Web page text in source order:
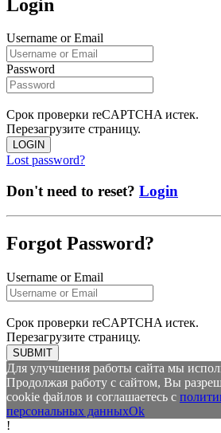
Login
Username or Email
Password
Срок проверки reCAPTCHA истек.
Перезагрузите страницу.
LOGIN
Lost password?
Don't need to reset? Login
Forgot Password?
Username or Email
Срок проверки reCAPTCHA истек.
Перезагрузите страницу.
SUBMIT
Для улучшения работы сайта мы
Продолжая работу с сайтом, Вы
cookie файлов и соглашаетесь с
персональных данныхOk
!